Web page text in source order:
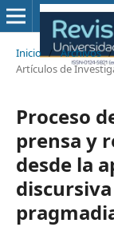
Inicio / Archivos /
Artículos de
Proceso
prensa y
desde la